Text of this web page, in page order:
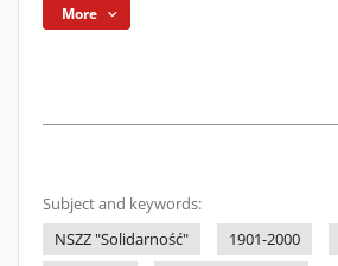
More
Subject and keywords:
NSZZ "Solidarność"
1901-2000